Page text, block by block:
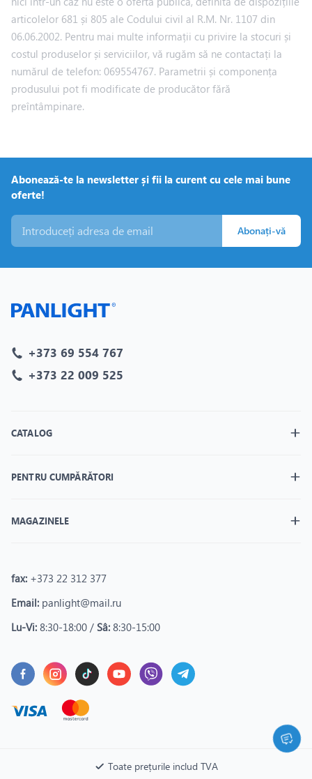
articolelor 681 și 805 ale Codului civil al R.M. Nr. 1107 din
06.06.2002. Pentru mai multe informații cu privire la stocuri și
costul produselor și serviciilor, vă rugăm să ne contactați la
numărul de telefon: 069554767. Parametrii și componența
produsului pot fi modificate de producător fără
preîntâmpinare.
Abonează-te la newsletter și fii la curent cu cele mai bune
oferte!
Abonați-vă
+373 69 554 767
+373 22 009 525
CATALOG
PENTRU CUMPĂRĂTORI
MAGAZINELE
fax: +373 22 312 377
Email: panlight@mail.ru
Lu-Vi: 8:30-18:00 / Sâ: 8:30-15:00
Toate prețurile includ TVA